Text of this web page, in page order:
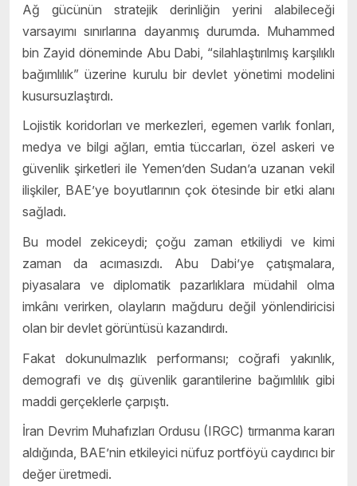
Ağ gücünün stratejik derinliğin yerini alabileceği
varsayımı sınırlarına dayanmış durumda. Muhammed
bin Zayid döneminde Abu Dabi, “silahlaştırılmış karşılıklı
bağımlılık” üzerine kurulu bir devlet yönetimi modelini
kusursuzlaştırdı.
Lojistik koridorları ve merkezleri, egemen varlık fonları,
medya ve bilgi ağları, emtia tüccarları, özel askeri ve
güvenlik şirketleri ile Yemen’den Sudan’a uzanan vekil
ilişkiler, BAE’ye boyutlarının çok ötesinde bir etki alanı
sağladı.
Bu model zekiceydi; çoğu zaman etkiliydi ve kimi
zaman da acımasızdı. Abu Dabi’ye çatışmalara,
piyasalara ve diplomatik pazarlıklara müdahil olma
imkânı verirken, olayların mağduru değil yönlendiricisi
olan bir devlet görüntüsü kazandırdı.
Fakat dokunulmazlık performansı; coğrafi yakınlık,
demografi ve dış güvenlik garantilerine bağımlılık gibi
maddi gerçeklerle çarpıştı.
İran Devrim Muhafızları Ordusu (IRGC) tırmanma kararı
aldığında, BAE’nin etkileyici nüfuz portföyü caydırıcı bir
değer üretmedi.